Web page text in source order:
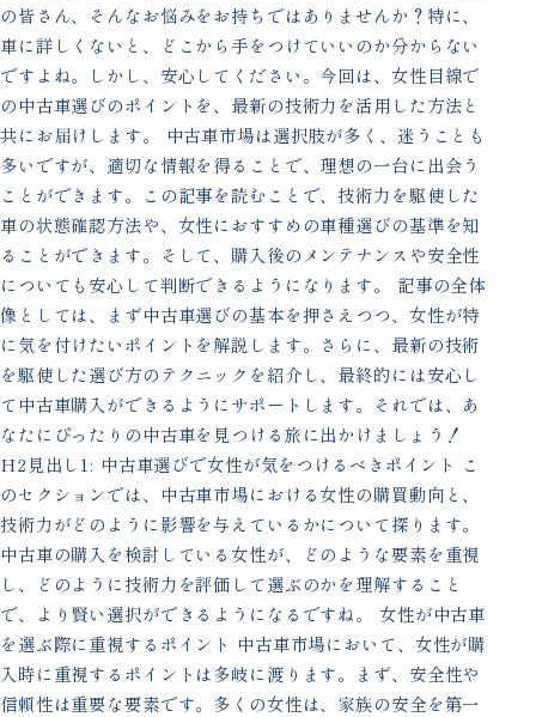
の皆さん、そんなお悩みをお持ちではありませんか？特に、
車に詳しくないと、どこから手をつけていいのか分からない
ですよね。しかし、安心してください。今回は、女性目線で
の中古車選びのポイントを、最新の技術力を活用した方法と
共にお届けします。 中古車市場は選択肢が多く、迷うことも
多いですが、適切な情報を得ることで、理想の一台に出会う
ことができます。この記事を読むことで、技術力を駆使した
車の状態確認方法や、女性におすすめの車種選びの基準を知
ることができます。そして、購入後のメンテナンスや安全性
についても安心して判断できるようになります。 記事の全体
像としては、まず中古車選びの基本を押さえつつ、女性が特
に気を付けたいポイントを解説します。さらに、最新の技術
を駆使した選び方のテクニックを紹介し、最終的には安心し
て中古車購入ができるようにサポートします。それでは、あ
なたにぴったりの中古車を見つける旅に出かけましょう！
H2見出し1: 中古車選びで女性が気をつけるべきポイント こ
のセクションでは、中古車市場における女性の購買動向と、
技術力がどのように影響を与えているかについて探ります。
中古車の購入を検討している女性が、どのような要素を重視
し、どのように技術力を評価して選ぶのかを理解すること
で、より賢い選択ができるようになるですね。 女性が中古車
を選ぶ際に重視するポイント 中古車市場において、女性が購
入時に重視するポイントは多岐に渡ります。まず、安全性や
信頼性は重要な要素です。多くの女性は、家族の安全を第一